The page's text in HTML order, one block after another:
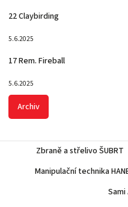
22 Claybirding
5.6.2025
17 Rem. Fireball
5.6.2025
Archiv
Zbraně a střelivo ŠUBRT
Manipulační technika